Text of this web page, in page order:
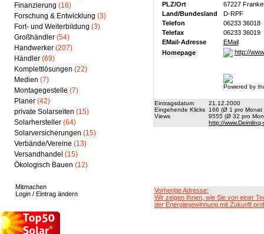
Finanzierung (16)
Forschung & Entwicklung (3)
Fort- und Weiterbildung (3)
Großhändler (54)
Handwerker (207)
Händler (69)
Komplettlösungen (22)
Medien (7)
Montagegestelle (7)
Planer (42)
private Solarseiten (15)
Solarhersteller (64)
Solarversicherungen (15)
Verbände/Vereine (13)
Versandhandel (15)
Ökologisch Bauen (12)
Mitmachen
Login / Eintrag ändern
PLZ/Ort
67227
Land/Bundesland
D-RPF
Telefon
06233 36018
Telefax
06233 36019
EMail-Adresse
EMail
Homepage
http://
Powered by
Eintragsdatum
21.12.2000
Eingehende Klicks 166 (Ø 1 pro Monat
Views
9555 (Ø 32 pro
http://
Vorherige Adresse:
Wir zeigen Ihnen, wie Sie von einer
der Energiegewinnung mit Zukunft